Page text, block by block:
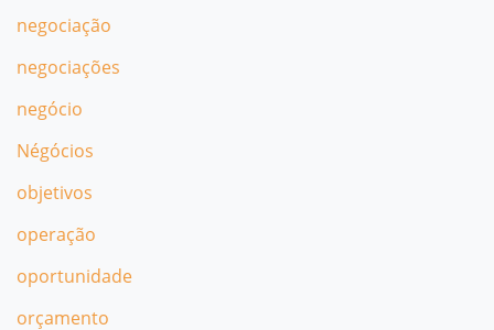
negociação
negociações
negócio
Négócios
objetivos
operação
oportunidade
orçamento